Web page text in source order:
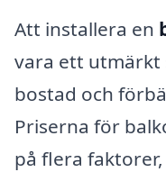
Att installera en
vara ett utmärkt
bostad och
Priserna för
på flera